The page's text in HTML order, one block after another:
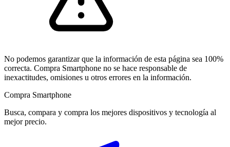
No podemos garantizar que la información de esta página sea 100%
correcta. Compra Smartphone no se hace responsable de
inexactitudes, omisiones u otros errores en la información.
Compra Smartphone
Busca, compara y compra los mejores dispositivos y tecnología al
mejor precio.